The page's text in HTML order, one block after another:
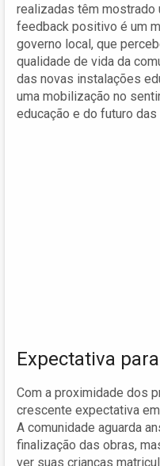
realizadas têm mostrado
feedback positivo é um
governo local, que
qualidade de vida da
das novas instalações
uma mobilização no
educação e do futuro das
Expectativa
Com a proximidade dos
crescente expectativa
A comunidade aguarda
finalização das obras,
ver suas crianças